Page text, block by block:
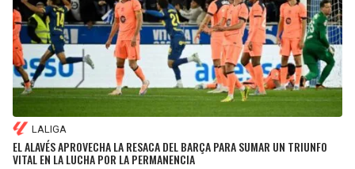
LALIGA
EL ALAVÉS APROVECHA LA RESACA DEL BARÇA PARA SUMAR UN TRIUNFO
VITAL EN LA LUCHA POR LA PERMANENCIA